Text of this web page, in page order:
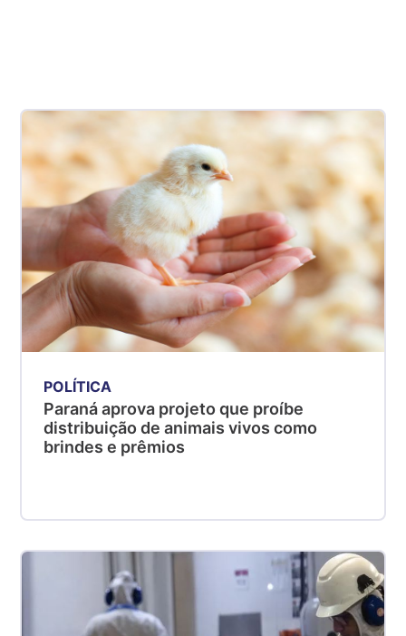
POLÍTICA
Paraná aprova projeto que proíbe
distribuição de animais vivos como
brindes e prêmios